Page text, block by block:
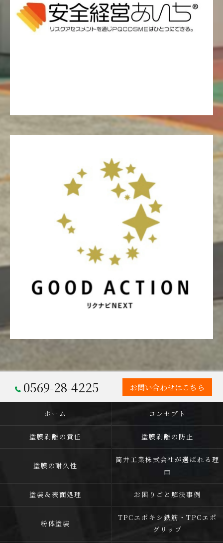
0569-28-4225 お問い合わせはこちら
ホーム コンセプト
塗膜剥離の責任 塗膜剥離の防止
塗膜の耐久性
筒井工業株式会社が選ばれる理
由
塗装＆表面処理 お困りごと解決事例
粉体塗装
TPCエポキシ鉄筋・TPCエポ
グリップ